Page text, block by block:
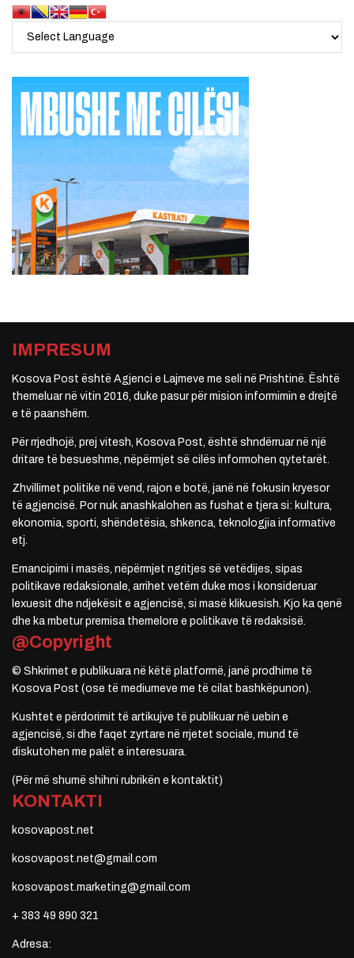
IMPRESUM
Kosova Post është Agjenci e Lajmeve me seli në Prishtinë. Është
themeluar në vitin 2016, duke pasur për mision informimin e drejtë
e të paanshëm.
Për rrjedhojë, prej vitesh, Kosova Post, është shndërruar në një
dritare të besueshme, nëpërmjet së cilës informohen qytetarët.
Zhvillimet politike në vend, rajon e botë, janë në fokusin kryesor
të agjencisë. Por nuk anashkalohen as fushat e tjera si: kultura,
ekonomia, sporti, shëndetësia, shkenca, teknologjia informative
etj.
Emancipimi i masës, nëpërmjet ngritjes së vetëdijes, sipas
politikave redaksionale, arrihet vetëm duke mos i konsideruar
lexuesit dhe ndjekësit e agjencisë, si masë klikuesish. Kjo ka qenë
dhe ka mbetur premisa themelore e politikave të redaksisë.
@Copyright
© Shkrimet e publikuara në këtë platformë, janë prodhime të
Kosova Post (ose të mediumeve me të cilat bashkëpunon).
Kushtet e përdorimit të artikujve të publikuar në uebin e
agjencisë, si dhe faqet zyrtare në rrjetet sociale, mund të
diskutohen me palët e interesuara.
(Për më shumë shihni rubrikën e kontaktit)
KONTAKTI
kosovapost.net
kosovapost.net@gmail.com
kosovapost.marketing@gmail.com
+ 383 49 890 321
Adresa: